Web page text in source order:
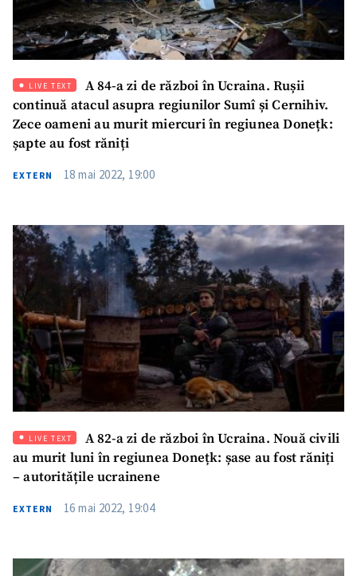
LIVE TEXT
A 84-a zi de război în Ucraina. Rușii
continuă atacul asupra regiunilor Sumî și Cernihiv.
Zece oameni au murit miercuri în regiunea Donețk:
șapte au fost răniți
EXTERN 18 mai 2022, 19:00
LIVE TEXT
A 82-a zi de război în Ucraina. Nouă civili
au murit luni în regiunea Donețk: șase au fost răniți
– autoritățile ucrainene
EXTERN 16 mai 2022, 19:04